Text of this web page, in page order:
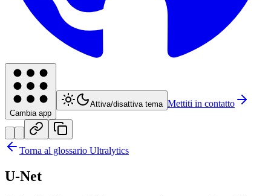
Cambia app
Attiva/disattiva tema Mettiti in contatto
Torna al glossario Ultralytics
U-Net